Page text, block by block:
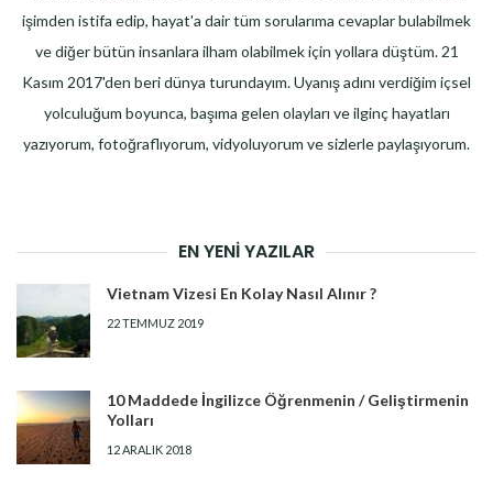
işimden istifa edip, hayat'a dair tüm sorularıma cevaplar bulabilmek
ve diğer bütün insanlara ilham olabilmek için yollara düştüm. 21
Kasım 2017'den beri dünya turundayım. Uyanış adını verdiğim içsel
yolculuğum boyunca, başıma gelen olayları ve ilginç hayatları
yazıyorum, fotoğraflıyorum, vidyoluyorum ve sizlerle paylaşıyorum.
EN YENI YAZILAR
Vietnam Vizesi En Kolay Nasıl Alınır ?
22 TEMMUZ 2019
10 Maddede İngilizce Öğrenmenin / Geliştirmenin
Yolları
12 ARALIK 2018